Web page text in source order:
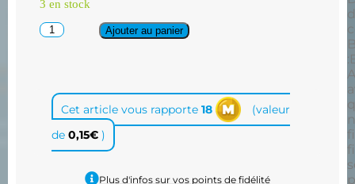
3 en stock
Ajouter au panier
Cet article vous rapporte 18
(valeur
de 0,15€ )
Plus d'infos sur vos points de fidélité